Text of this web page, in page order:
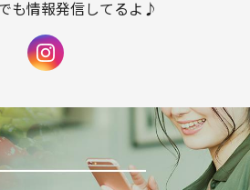
も情報発信してるよ♪